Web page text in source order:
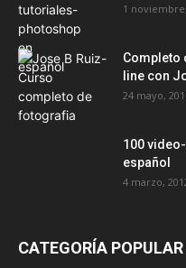
1
Completo
line con
24 mayo,
100
español
4 marzo,
CATEGORÍA POPULAR